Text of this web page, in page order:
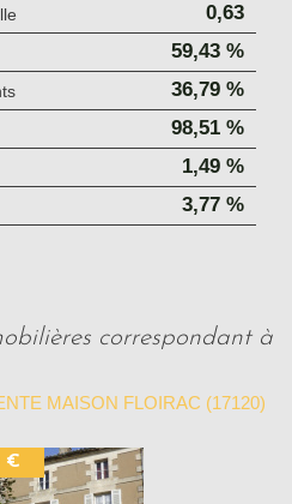
0,63
59,43 %
36,79 %
98,51 %
1,49 %
3,77 %
MAISON FLOIRAC (17120)
€